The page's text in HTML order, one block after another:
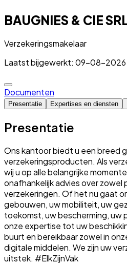
BAUGNIES & CIE
Verzekeringsmakelaar
Laatst bijgewerkt: 09-08-2026
Documenten
Presentatie Expertises en diensten
Presentatie
Ons kantoor biedt u een breed
verzekeringsproducten. Als
wij u op alle belangrijke
onafhankelijk advies over zowel
verzekeringen. Of het nu gaat
gebouwen, uw mobiliteit, uw
toekomst, uw bescherming, uw
onze expertise tot uw
buurt en bereikbaar zowel in
digitale middelen. We zijn uw
uitstek. #ElkZijnVak